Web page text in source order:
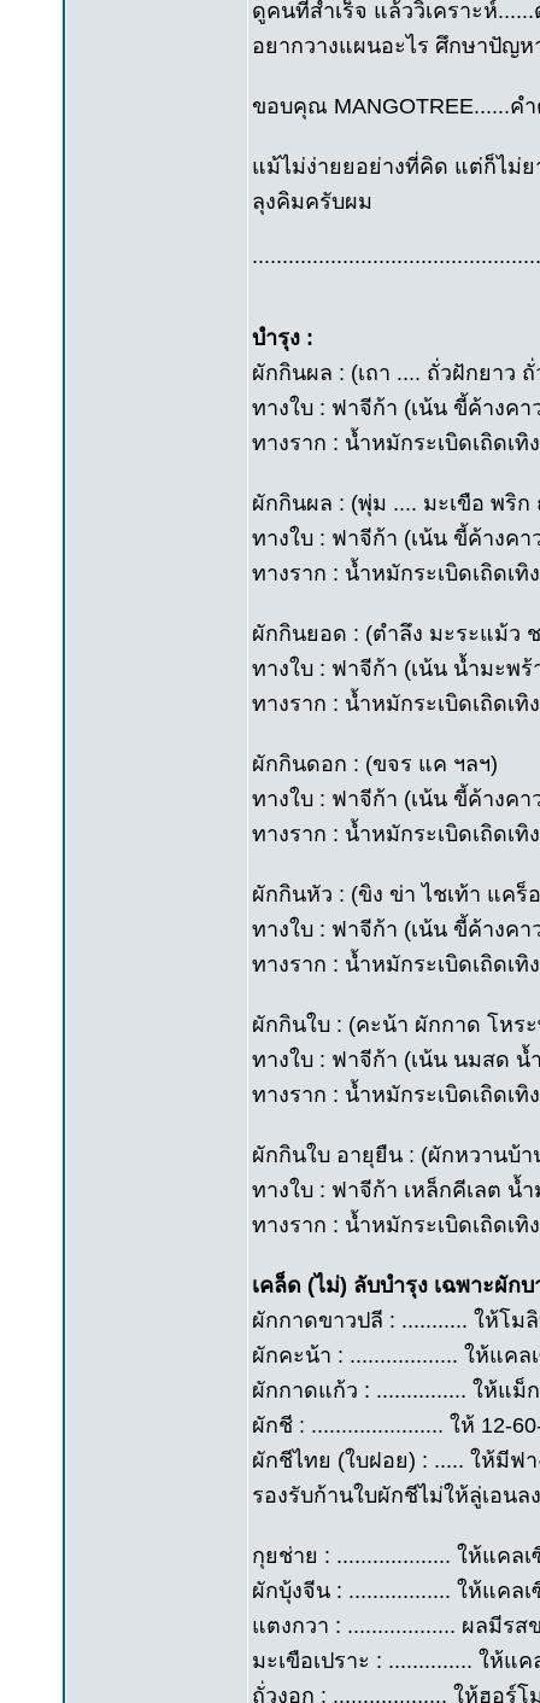
ดูคนที่สำเร็จ แล้ววิเคราะห์
อยากวางแผนอะไร ศึกษาปัญ
ขอบคุณ MANGOTREE......ค
แม้ไม่ง่ายยอย่างที่คิด แต่ก็ไม่ย
ลุงคิมครับผม
บำรุง :
ผักกินผล : (เถา .... ถั่วฝักยาว
ทางใบ : ฟาจีก้า (เน้น ขี้ค้างค
ทางราก : น้ำหมักระเบิดเถิดเ
ผักกินผล : (พุ่ม .... มะเขือ พริก
ทางใบ : ฟาจีก้า (เน้น ขี้ค้างค
ทางราก : น้ำหมักระเบิดเถิดเทิ
ผักกินยอด : (ตำลึง มะระแม้ว
ทางใบ : ฟาจีก้า (เน้น น้ำมะพ
ทางราก : น้ำหมักระเบิดเถิดเทิ
ผักกินดอก : (ขจร แค ฯลฯ)
ทางใบ : ฟาจีก้า (เน้น ขี้ค้างคา
ทางราก : น้ำหมักระเบิดเถิดเทิ
ผักกินหัว : (ขิง ข่า ไชเท้า แคร็
ทางใบ : ฟาจีก้า (เน้น ขี้ค้างคา
ทางราก : น้ำหมักระเบิดเถิดเทิ
ผักกินใบ : (คะน้า ผักกาด โหร
ทางใบ : ฟาจีก้า (เน้น นมสด
ทางราก : น้ำหมักระเบิดเถิดเทิ
ผักกินใบ อายุยืน : (ผักหวานบ้
ทางใบ : ฟาจีก้า เหล็กคีเลต น้
ทางราก : น้ำหมักระเบิดเถิดเทิ
เคล็ด (ไม่) ลับบำรุง เฉพาะผัก
ผักกาดขาวปลี : ........... ให้โ
ผักคะน้า : .................. ให้แค
ผักกาดแก้ว : ............... ให้แม็
ผักชี : ...................... ให้ 12-
ผักชีไทย (ใบฝอย) : ..... ให้มี
รองรับก้านใบผักชีไม่ให้ลู่เอนล
กุยช่าย : ................... ให้แคล
ผักบุ้งจีน : ................. ให้แค
แตงกวา : .................. ผลมีรส
มะเขือเปราะ : .............. ให้แ
ถั่วงอก : ................... ให้ฮอร์